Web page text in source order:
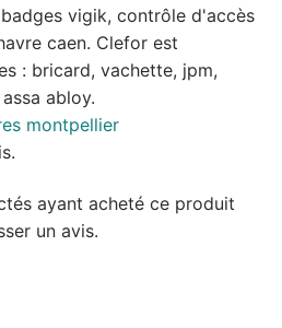
vigik, contrôle d'accès
caen. Clefor est
: bricard, vachette, jpm,
abloy.
ayant acheté ce produit
un avis.